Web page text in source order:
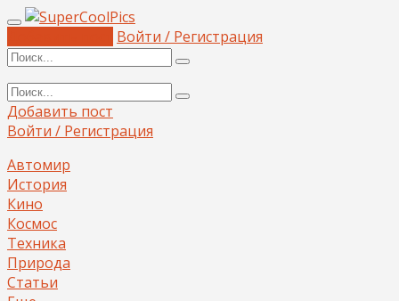
Войти / Регистрация
Добавить пост
Войти / Регистрация
Автомир
История
Кино
Космос
Техника
Природа
Статьи